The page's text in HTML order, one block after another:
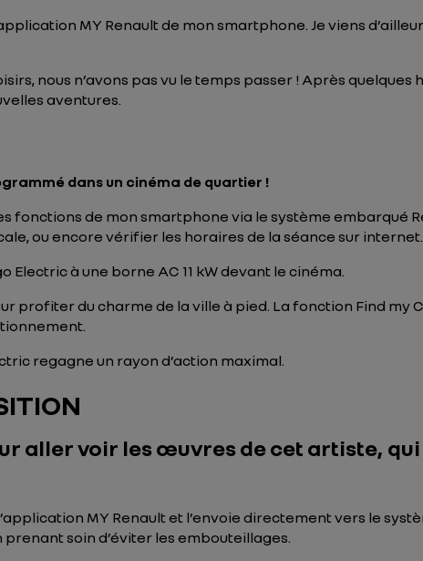
MY Renault de mon smartphone. Je viens
nous n’avons pas vu le temps passer ! Après quelques
aventures.
dans un cinéma de quartier !
fonctions de mon smartphone via le système embarqué
ou encore vérifier les horaires de la séance sur internet.
à une borne AC 11 kW devant le cinéma.
profiter du charme de la ville à pied. La fonction Find my
regagne un rayon d’action maximal.
aller voir les œuvres de cet artiste,
MY Renault et l’envoie directement vers le
soin d’éviter les embouteillages.